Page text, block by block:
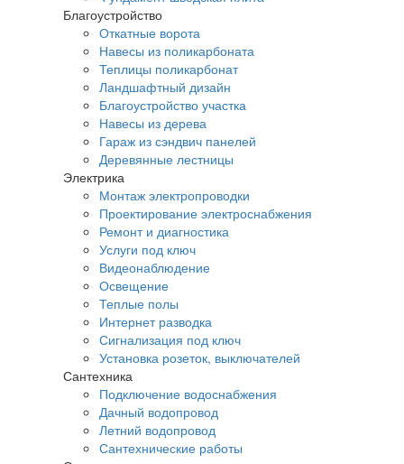
Благоустройство
Откатные ворота
Навесы из поликарбоната
Теплицы поликарбонат
Ландшафтный дизайн
Благоустройство участка
Навесы из дерева
Гараж из сэндвич панелей
Деревянные лестницы
Электрика
Монтаж электропроводки
Проектирование электроснабжения
Ремонт и диагностика
Услуги под ключ
Видеонаблюдение
Освещение
Теплые полы
Интернет разводка
Сигнализация под ключ
Установка розеток, выключателей
Сантехника
Подключение водоснабжения
Дачный водопровод
Летний водопровод
Сантехнические работы